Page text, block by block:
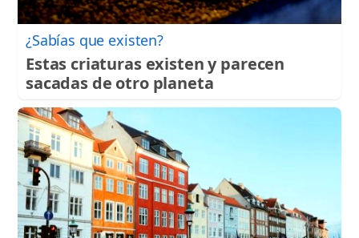
¿Sabías que existen?
Estas criaturas existen y parecen
sacadas de otro planeta